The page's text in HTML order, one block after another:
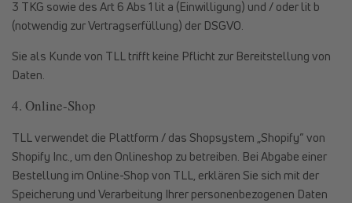
3 TKG sowie des Art 6 Abs 1 lit a (Einwilligung) und / oder lit b
(notwendig zur Vertragserfüllung) der DSGVO.
Sie als Kunde von TLL trifft keine Pflicht zur Bereitstellung von
Daten.
4. Online-Shop
TLL verwendet die Plattform / das Shopsystem „Shopify“ von
Shopify Inc., um den Onlineshop zu betreiben. Bei Abgabe einer
Bestellung im Online-Shop von TLL, erklären Sie sich mit der
Speicherung und Verarbeitung Ihrer personenbezogenen Daten